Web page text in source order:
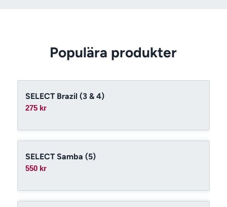
Populära produkter
SELECT Brazil (3 & 4)
275 kr
SELECT Samba (5)
550 kr